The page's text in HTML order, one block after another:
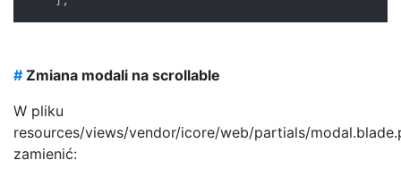
#Zmiana modali na scrollable
W pliku
resources/views/vendor/icore/web/partials/
zamienić: